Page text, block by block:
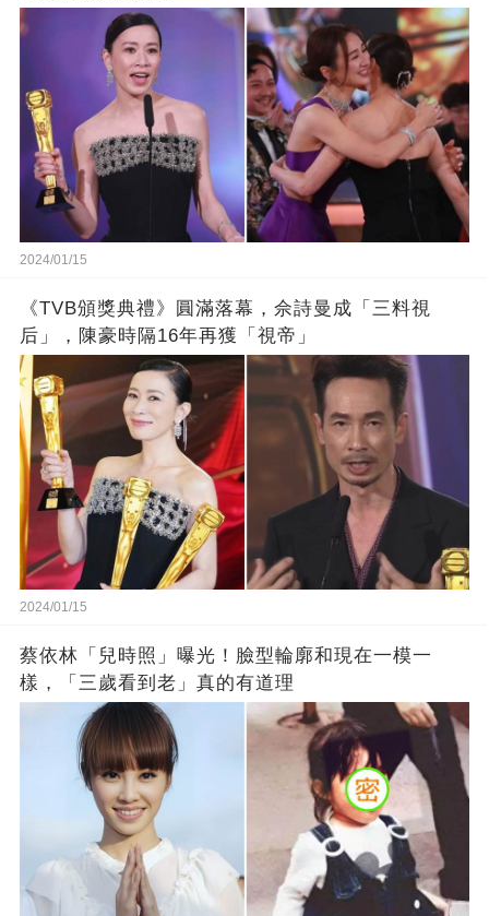
2024/01/15
《TVB頒獎典禮》圓滿落幕，佘詩曼成「三料視
后」，陳豪時隔16年再獲「視帝」
2024/01/15
蔡依林「兒時照」曝光！臉型輪廓和現在一模一
樣，「三歲看到老」真的有道理